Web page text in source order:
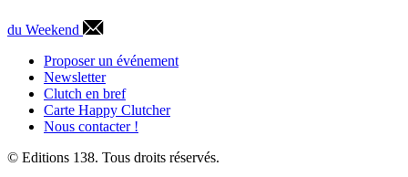
du Weekend
Proposer un événement
Newsletter
Clutch en bref
Carte Happy Clutcher
Nous contacter !
© Editions 138. Tous droits réservés.